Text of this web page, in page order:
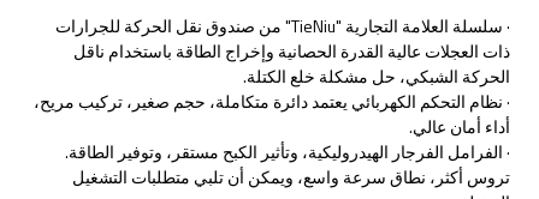
· سلسلة العلامة التجارية "TieNiu" من صندوق نقل الحركة للجرارات
ذات العجلات عالية القدرة الحصانية وإخراج الطاقة باستخدام ناقل
الحركة الشبكي، حل مشكلة خلع الكتلة.
· نظام التحكم الكهربائي يعتمد دائرة متكاملة، حجم صغير، تركيب مريح،
أداء أمان عالي.
· الفرامل الفرجار الهيدروليكية، وتأثير الكبح مستقر، وتوفير الطاقة.
تروس أكثر، نطاق سرعة واسع، ويمكن أن تلبي متطلبات التشغيل